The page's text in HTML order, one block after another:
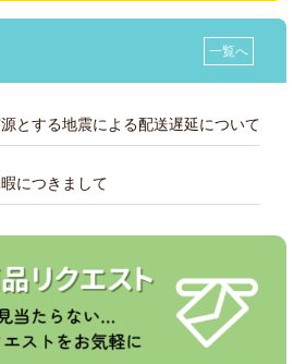
一覧へ
とする地震による配送遅延について
につきまして